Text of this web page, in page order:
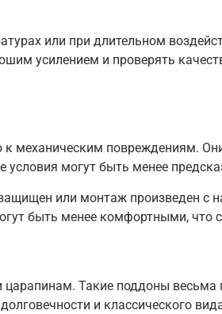
или при длительном
усилением и проверять
механическим повреждениям.
условия могут быть менее
или монтаж произведен с
быть менее комфортными, что
Такие поддоны
и классического